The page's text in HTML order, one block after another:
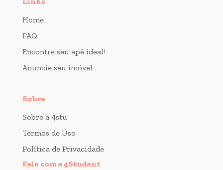
Home
FAQ
Encontre seu apê ideal!
Anuncie seu imóvel
Sobre
Sobre a 4stu
Termos de Uso
Política de Privacidade
Fale com a 4Student